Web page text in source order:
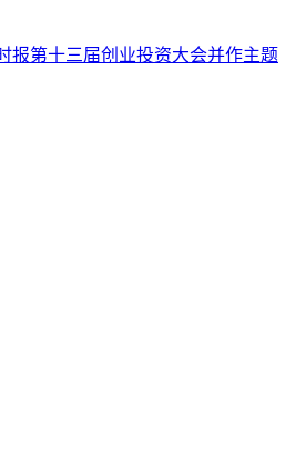
报第十三届创业投资大会并作主题